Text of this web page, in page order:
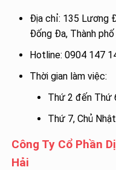
Địa chỉ: 135 Lương
Đống Đa, Thành phố
Hotline: 0904 147
Thời gian làm việc:
Thứ 2 đến Thứ
Thứ 7, Chủ
Công Ty Cổ Phần
Hải